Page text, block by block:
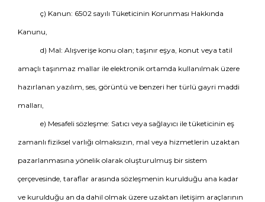
ç) Kanun: 6502 sayılı Tüketicinin Korunması Hakkında
Kanunu,
d) Mal: Alışverişe konu olan; taşınır eşya, konut veya tatil
amaçlı taşınmaz mallar ile elektronik ortamda kullanılmak üzere
hazırlanan yazılım, ses, görüntü ve benzeri her türlü gayri maddi
malları,
e) Mesafeli sözleşme: Satıcı veya sağlayıcı ile tüketicinin eş
zamanlı fiziksel varlığı olmaksızın, mal veya hizmetlerin uzaktan
pazarlanmasına yönelik olarak oluşturulmuş bir sistem
çerçevesinde, taraflar arasında sözleşmenin kurulduğu ana kadar
ve kurulduğu an da dahil olmak üzere uzaktan iletişim araçlarının